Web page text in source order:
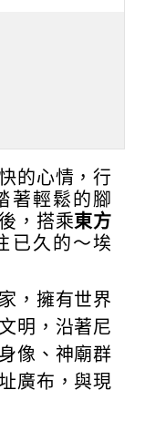
的心情，行
著輕鬆的腳
，搭乘東方
已久的～埃
，擁有世界
明，沿著尼
像、神廟群
廣布，與現